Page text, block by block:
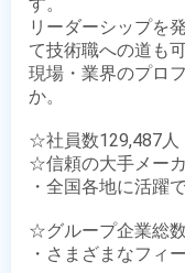
リーダーシップを
て技術職への道も
現場・業界のプロ
か。
☆社員数129,487人
☆信頼の大手メー
・全国各地に活躍
☆グループ企業総
・さまざまなフィ